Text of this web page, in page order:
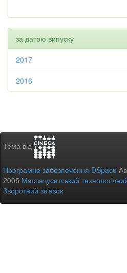
за датою випуску
2017
2016
Тема від
Програмне забезпечення DSpace
2005 Массачусетський
Зворотний зв’язок